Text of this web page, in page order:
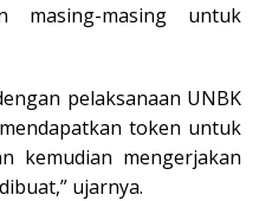
masing-masing untuk
pelaksanaan UNBK
token untuk
kemudian mengerjakan
ujarnya.